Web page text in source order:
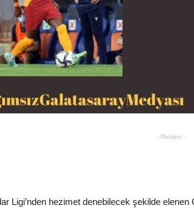
- Reklam -
Ligi’nden hezimet denebilecek şekilde